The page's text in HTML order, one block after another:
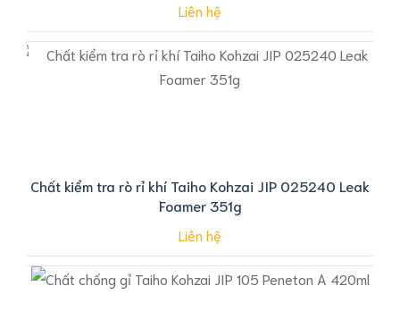
Liên hệ
Chất kiểm tra rò rỉ khí Taiho Kohzai JIP 025240 Leak
Foamer 351g
Liên hệ